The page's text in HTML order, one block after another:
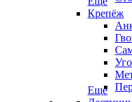
Крепёж
Еще